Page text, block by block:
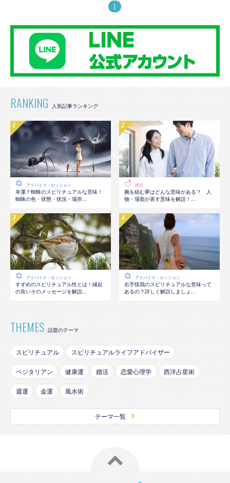
1
RANKING
アドバイス・セッション
幸運？蜘蛛のスピリチュアルな意味！
蜘蛛の色・状態・状況・場所...
婚活
腕を組む夢はどんな意味がある？ 人
物・場面が表す意味を解説！...
アドバイス・セッション
すずめのスピリチュアル性とは！縁起
の良いそのメッセージを解説...
アドバイス・セッション
右手怪我のスピリチュアルな意味って
あるの？詳しく解説しましょ...
THEMES 話題のテーマ
スピリチュアル スピリチュアルライフアドバイザー
ベジタリアン 健康運 婚活 恋愛心理学 西洋占星術
週運 金運 風水術
テーマ一覧